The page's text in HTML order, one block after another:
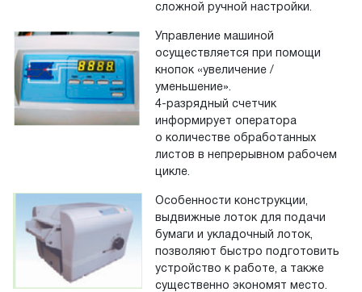
сложной ручной настройки.
Управление машиной
осуществляется при помощи
кнопок «увеличение /
уменьшение».
4-разрядный счетчик
информирует оператора
о количестве обработанных
листов в непрерывном рабочем
цикле.
Особенности конструкции,
выдвижные лоток для подачи
бумаги и укладочный лоток,
позволяют быстро подготовить
устройство к работе, а также
существенно экономят место.